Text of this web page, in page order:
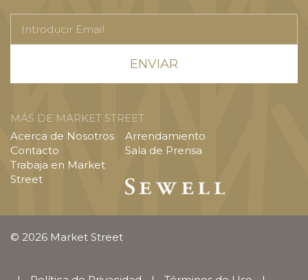
Email
MÁS DE MARKET STREET
Acerca de Nosotros
Contacto
Trabaja en Market
Street
Arrendamiento
Sala de Prensa
© 2026 Market Street